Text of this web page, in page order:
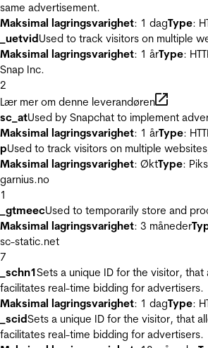
same advertisement.
Maksimal lagringsvarighet: 1 dagType:
_uetvidUsed to track visitors on multiple
Maksimal lagringsvarighet: 1 årType:
Snap Inc.
2
Lær mer om denne leverandøren
sc_atUsed by Snapchat to implement
Maksimal lagringsvarighet: 1 årType:
pUsed to track visitors on multiple
Maksimal lagringsvarighet: ØktType:
garnius.no
1
_gtmeecUsed to temporarily store and
Maksimal lagringsvarighet: 3 måneder
sc-static.net
7
_schn1Sets a unique ID for the visitor,
facilitates real-time bidding for advertisers.
Maksimal lagringsvarighet: 1 dagType:
_scidSets a unique ID for the visitor, that
facilitates real-time bidding for advertisers.